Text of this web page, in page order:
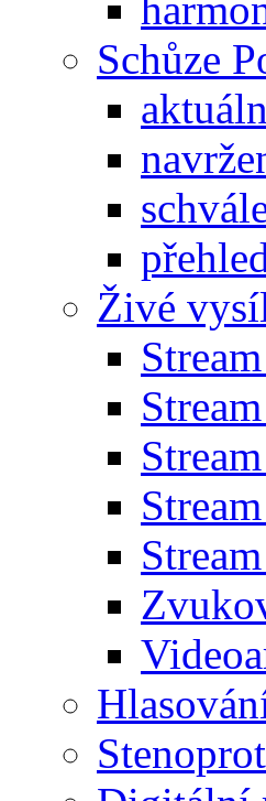
Schůze
Živé